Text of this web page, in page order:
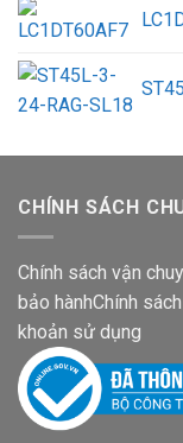
CHÍNH SÁCH
Chính sách vận
bảo hànhChính
khoản sử dụng